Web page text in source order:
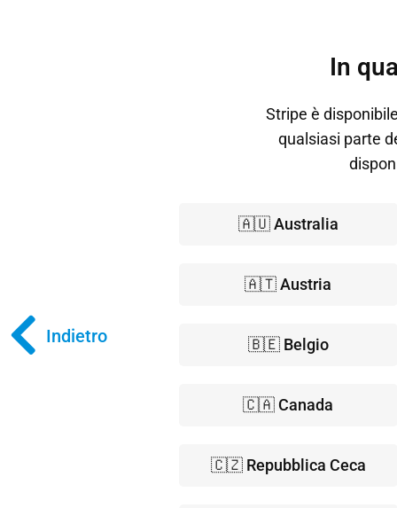
In
Stripe è
qualsiasi parte
🇦🇺 Australia
🇦🇹 Austria
🇧🇪 Belgio
🇨🇦 Canada
🇨🇿 Repubblica Ceca
Indietro